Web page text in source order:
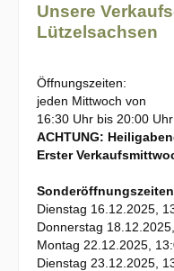
Unsere
Lützelsachsen
Öffnungszeiten:
jeden Mittwoch von
16:30 Uhr bis 20:00 Uhr
ACHTUNG:
Erster
Dienstag 16.12.2025,
Donnerstag
Montag 22.12.2025,
Dienstag 23.12.2025,